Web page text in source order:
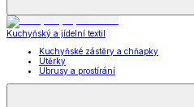
Kuchyňský a jídelní textil
Kuchyňské zástěry a chňapky
Utěrky
Ubrusy a prostírání